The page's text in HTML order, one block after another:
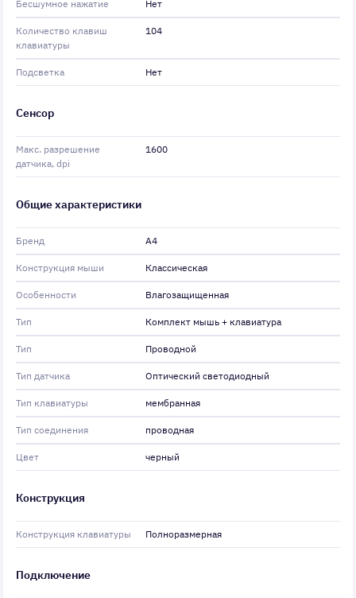
Бесшумное нажатие Нет
Количество клавиш
клавиатуры
104
Подсветка Нет
Сенсор
Макс. разрешение
датчика, dpi
1600
Общие характеристики
Бренд A4
Конструкция мыши Классическая
Особенности Влагозащищенная
Тип Комплект мышь + клавиатура
Тип Проводной
Тип датчика Оптический светодиодный
Тип клавиатуры мембранная
Тип соединения проводная
Цвет черный
Конструкция
Конструкция клавиатуры Полноразмерная
Подключение